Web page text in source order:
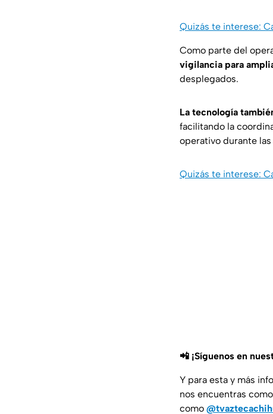
Quizás te interese:
Como parte del
vigilancia para
desplegados.
La tecnología
facilitando la
operativo durante
Quizás te interese:
📲 ¡Síguenos en
Y para esta y más
nos encuentras como
como